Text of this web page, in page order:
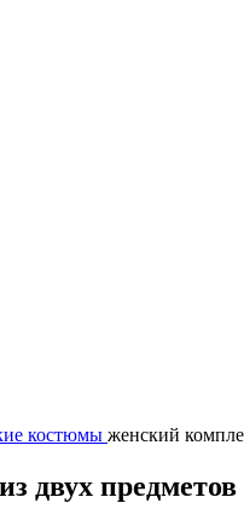
костюмы женский
двух предметов